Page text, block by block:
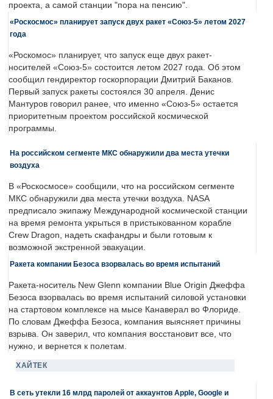
проекта, а самой станции "пора на пенсию".
«Роскосмос» планирует запуск двух ракет «Союз-5» летом 2027
года
«Роскомос» планирует, что запуск еще двух ракет-
носителей «Союз-5» состоится летом 2027 года. Об этом
сообщил гендиректор госкорпорации Дмитрий Баканов.
Первый запуск ракеты состоялся 30 апреля. Денис
Мантуров говорил ранее, что именно «Союз-5» остается
приоритетным проектом российской космической
программы.
На российском сегменте МКС обнаружили два места утечки
воздуха
В «Роскосмосе» сообщили, что на российском сегменте
МКС обнаружили два места утечки воздуха. NASA
предписало экипажу Международной космической станции
на время ремонта укрыться в пристыкованном корабле
Crew Dragon, надеть скафандры и были готовым к
возможной экстренной эвакуации.
Ракета компании Безоса взорвалась во время испытаний
Ракета-носитель New Glenn компании Blue Origin Джеффа
Безоса взорвалась во время испытаний силовой установки
на стартовом комплексе на мысе Канаверал во Флориде.
По словам Джеффа Безоса, компания выясняет причины
взрыва. Он заверил, что компания восстановит все, что
нужно, и вернется к полетам.
ХАЙТЕК
В сеть утекли 16 млрд паролей от аккаунтов Apple, Google и